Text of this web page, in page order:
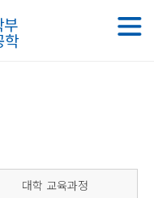
부
학
대학 교육과정